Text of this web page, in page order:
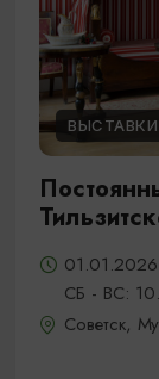
ВЫСТАВКИ
СБ - ВС:
Советск,